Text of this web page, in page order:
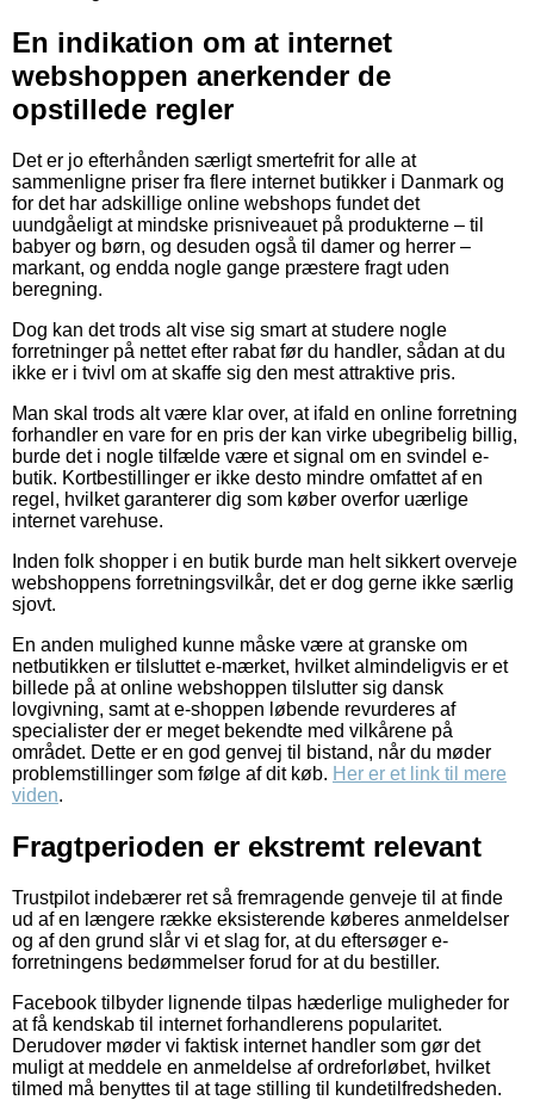
En indikation om at internet
webshoppen anerkender de
opstillede regler
Det er jo efterhånden særligt smertefrit for alle at
sammenligne priser fra flere internet butikker i Danmark og
for det har adskillige online webshops fundet det
uundgåeligt at mindske prisniveauet på produkterne – til
babyer og børn, og desuden også til damer og herrer –
markant, og endda nogle gange præstere fragt uden
beregning.
Dog kan det trods alt vise sig smart at studere nogle
forretninger på nettet efter rabat før du handler, sådan at du
ikke er i tvivl om at skaffe sig den mest attraktive pris.
Man skal trods alt være klar over, at ifald en online forretning
forhandler en vare for en pris der kan virke ubegribelig billig,
burde det i nogle tilfælde være et signal om en svindel e-
butik. Kortbestillinger er ikke desto mindre omfattet af en
regel, hvilket garanterer dig som køber overfor uærlige
internet varehuse.
Inden folk shopper i en butik burde man helt sikkert overveje
webshoppens forretningsvilkår, det er dog gerne ikke særlig
sjovt.
En anden mulighed kunne måske være at granske om
netbutikken er tilsluttet e-mærket, hvilket almindeligvis er et
billede på at online webshoppen tilslutter sig dansk
lovgivning, samt at e-shoppen løbende revurderes af
specialister der er meget bekendte med vilkårene på
området. Dette er en god genvej til bistand, når du møder
problemstillinger som følge af dit køb. Her er et link til mere
viden.
Fragtperioden er ekstremt relevant
Trustpilot indebærer ret så fremragende genveje til at finde
ud af en længere række eksisterende køberes anmeldelser
og af den grund slår vi et slag for, at du eftersøger e-
forretningens bedømmelser forud for at du bestiller.
Facebook tilbyder lignende tilpas hæderlige muligheder for
at få kendskab til internet forhandlerens popularitet.
Derudover møder vi faktisk internet handler som gør det
muligt at meddele en anmeldelse af ordreforløbet, hvilket
tilmed må benyttes til at tage stilling til kundetilfredsheden.